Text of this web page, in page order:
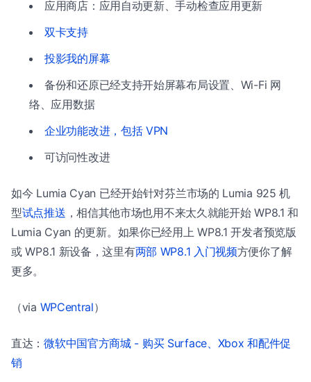
应用商店：应用自动更新、手动检查应用更新
双卡支持
投影我的屏幕
备份和还原已经支持开始屏幕布局设置、Wi-Fi 网
络、应用数据
企业功能改进，包括 VPN
可访问性改进
如今 Lumia Cyan 已经开始针对芬兰市场的 Lumia 925 机
型试点推送 ，相信其他市场也用不来太久就能开始 WP8.1 和
Lumia Cyan 的更新。如果你已经用上 WP8.1 开发者预览版
或 WP8.1 新设备，这里有两部 WP8.1 入门视频方便你了解
更多。
（via WPCentral）
直达：微软中国官方商城 - 购买 Surface、Xbox 和配件促
销